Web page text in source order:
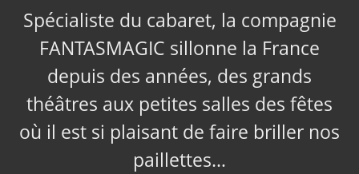
Spécialiste du cabaret, la compagnie
FANTASMAGIC sillonne la France
depuis des années, des grands
théâtres aux petites salles des fêtes
où il est si plaisant de faire briller nos
paillettes…